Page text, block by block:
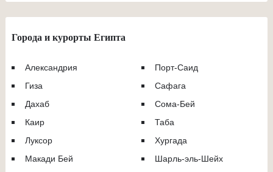
Города и курорты Египта
Александрия
Гиза
Дахаб
Каир
Луксор
Макади Бей
Порт-Саид
Сафага
Сома-Бей
Таба
Хургада
Шарль-эль-Шейх